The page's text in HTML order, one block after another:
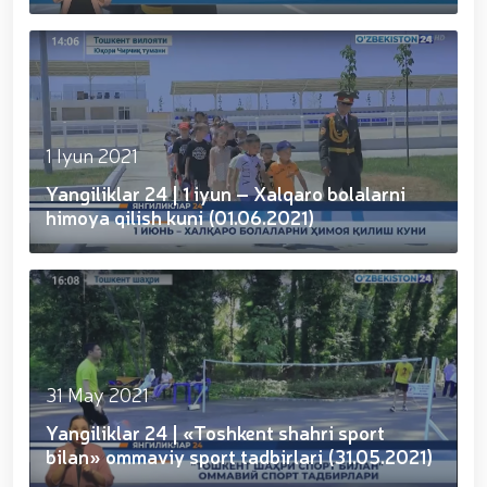
yodgorlik majmuasi poyiga gul qoʻyishib, ularning
xotirasiga hurmat bajo keltirishdi / / O‘zbekiston
Respublikasi Prezidentining “O‘zbekiston
Respublikasi Qurolli Kuchlari tashkil etilganining 34
yilligi hamda Vatan himoyachilari kuni munosabati
bilan harbiy xizmatchilar va huquqni muhofaza qilish
organlari xodimlaridan bir guruhini mukofotlash
to‘g‘risida”gi Farmoni / / Prezident Shavkat
Mirziyoyev Xavfsizlik kengashining kengaytirilgan
yig‘ilishini o‘tkazdi / / Prezident Shavkat Mirziyoyev
Toshkent shahri Yunusobod tumanida barpo etilgan
yirik quvvatli kogeneratsiya markazi faoliyati bilan
tanishdi / / Moliya, ilg‘or texnologiyalar, madaniyat
va turizmning yirik markaziga aylanib borayotgan
Toshkent dunyoning zamonaviy megapolislari
andozasi asosida yanada rivojlantiriladi / / Ma'naviy-
ma'rifiy seminar-trening o‘tkazildi / /
Qoraqalpogʻiston Respublikasida gvardiyachilar
tomonidan, Qizil kitobga kiritilgan oʻsimlikni
noqonuniy ravishda olib ketayotgan shaxs qo'lga
olindi / / Toshkent shahrida gvardiyachilar
tomonidan sertifikatlanmagan pirotexnika vositalari
1 Iyun 2021
Yangiliklar 24 | 1 iyun – Xalqaro bolalarni
himoya qilish kuni (01.06.2021)
31 May 2021
Yangiliklar 24 | «Toshkent shahri sport
bilan» ommaviy sport tadbirlari (31.05.2021)